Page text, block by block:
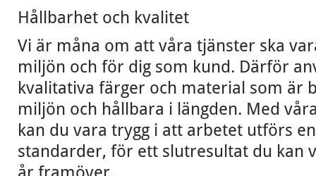
Hållbarhet och kvalitet
Vi är måna om att våra tjänster ska
miljön och för dig som kund. Därför
kvalitativa färger och material som är
miljön och hållbara i längden. Med
kan du vara trygg i att arbetet utförs
standarder, för ett slutresultat du kan